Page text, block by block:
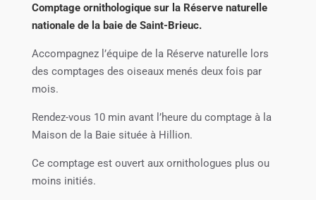
Comptage ornithologique sur la Réserve naturelle
nationale de la baie de Saint-Brieuc.
Accompagnez l’équipe de la Réserve naturelle lors
des comptages des oiseaux menés deux fois par
mois.
Rendez-vous 10 min avant l’heure du comptage à la
Maison de la Baie située à Hillion.
Ce comptage est ouvert aux ornithologues plus ou
moins initiés.